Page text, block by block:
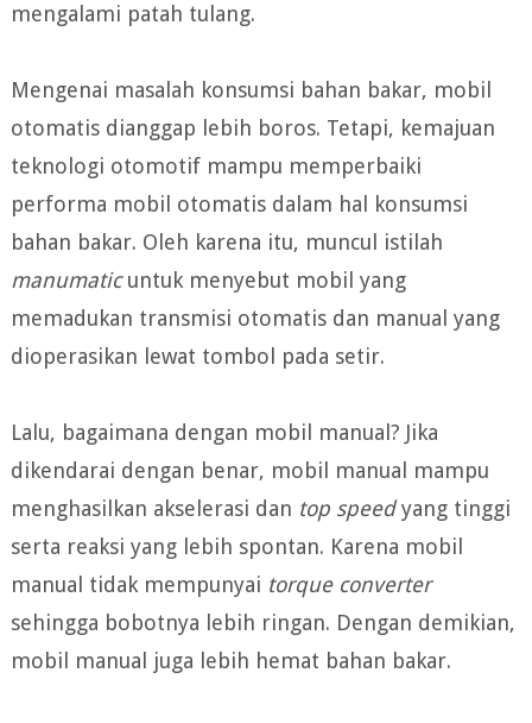
mengalami patah tulang.
Mengenai masalah konsumsi bahan bakar, mobil
otomatis dianggap lebih boros. Tetapi, kemajuan
teknologi otomotif mampu memperbaiki
performa mobil otomatis dalam hal konsumsi
bahan bakar. Oleh karena itu, muncul istilah
manumaticuntuk menyebut mobil yang
memadukan transmisi otomatis dan manual yang
dioperasikan lewat tombol pada setir.
Lalu, bagaimana dengan mobil manual? Jika
dikendarai dengan benar, mobil manual mampu
menghasilkan akselerasi dan top speedyang tinggi
serta reaksi yang lebih spontan. Karena mobil
manual tidak mempunyai torque converter
sehingga bobotnya lebih ringan. Dengan demikian,
mobil manual juga lebih hemat bahan bakar.